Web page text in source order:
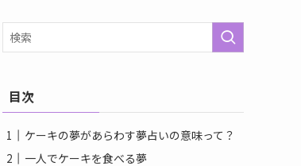
目次
ケーキの夢があらわす夢占いの意味って？
一人でケーキを食べる夢